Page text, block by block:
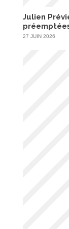
Julien
27 JUIN 2026